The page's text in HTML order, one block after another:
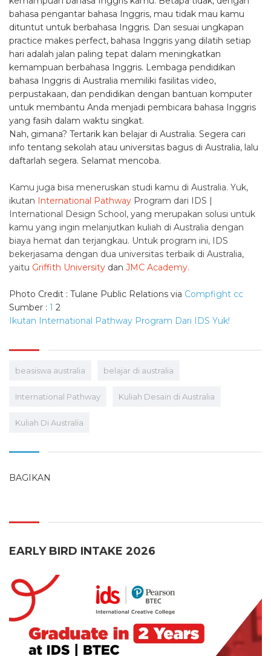
bahasa pengantar bahasa Inggris, mau tidak mau kamu
dituntut untuk berbahasa Inggris. Dan sesuai ungkapan
practice makes perfect, bahasa Inggris yang dilatih setiap
hari adalah jalan paling tepat dalam meningkatkan
kemampuan berbahasa Inggris. Lembaga pendidikan
bahasa Inggris di Australia memiliki fasilitas video,
perpustakaan, dan pendidikan dengan bantuan komputer
untuk membantu Anda menjadi pembicara bahasa Inggris
yang fasih dalam waktu singkat.
Nah, gimana? Tertarik kan belajar di Australia. Segera cari
info tentang sekolah atau universitas bagus di Australia, lalu
daftarlah segera. Selamat mencoba.
Kamu juga bisa meneruskan studi kamu di Australia. Yuk,
ikutan International Pathway Program dari IDS |
International Design School, yang merupakan solusi untuk
kamu yang ingin melanjutkan kuliah di Australia dengan
biaya hemat dan terjangkau. Untuk program ini, IDS
bekerjasama dengan dua universitas terbaik di Australia,
yaitu Griffith University dan JMC Academy.
Photo Credit : Tulane Public Relations via Compfight cc
Sumber : 1 2
Ikutan International Pathway Program Dari IDS Yuk!
beasiswa australia belajar di australia
International Pathway Kuliah Desain di Australia
Kuliah Di Australia
BAGIKAN
EARLY BIRD INTAKE 2026